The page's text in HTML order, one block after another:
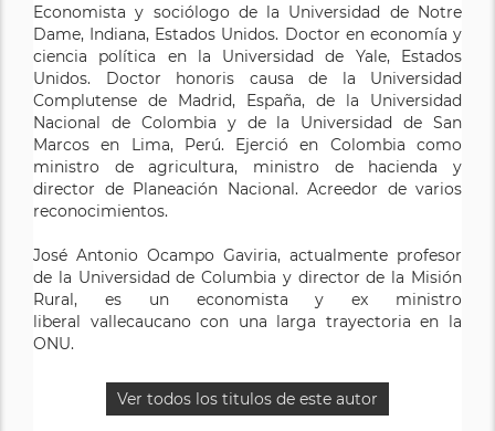
Economista y sociólogo de la Universidad de Notre
Dame, Indiana, Estados Unidos. Doctor en economía y
ciencia política en la Universidad de Yale, Estados
Unidos. Doctor honoris causa de la Universidad
Complutense de Madrid, España, de la Universidad
Nacional de Colombia y de la Universidad de San
Marcos en Lima, Perú. Ejerció en Colombia como
ministro de agricultura, ministro de hacienda y
director de Planeación Nacional. Acreedor de varios
reconocimientos.
José Antonio Ocampo Gaviria, actualmente profesor
de la Universidad de Columbia y director de la Misión
Rural, es un economista y ex ministro
liberal vallecaucano con una larga trayectoria en la
ONU.
Ver todos los titulos de este autor
Es doctor en historia económica por la Universidad de
Gotenburgo y profesor de la Universidad de la
República en Uruguay, donde dirige los estudios de
maestría y doctorado en historia económica y la
licenciatura de estudios en desarrollo. Ha sido profesor
visitante y ha dictado cursos de posgrado en más de
veinte universidades, entre las que se destacan
Harvard, Carlos III de Madrid y Gotenburgo. Ha sido
consultor de la CEPAL, del BID y diversos organismos
Ver todos los titulos de este autor